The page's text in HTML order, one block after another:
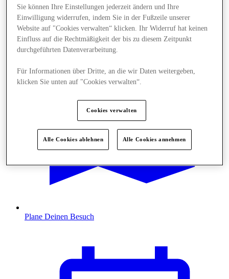
Angebote
Plane Deinen Besuch
Sie können Ihre Einstellungen jederzeit ändern und Ihre
Einwilligung widerrufen, indem Sie in der Fußzeile unserer
Website auf "Cookies verwalten“ klicken. Ihr Widerruf hat keinen
Einfluss auf die Rechtmäßigkeit der bis zu diesem Zeitpunkt
durchgeführten Datenverarbeitung.
Für Informationen über Dritte, an die wir Daten weitergeben,
klicken Sie unten auf "Cookies verwalten“.
Cookies verwalten
Alle Cookies ablehnen Alle Cookies annehmen